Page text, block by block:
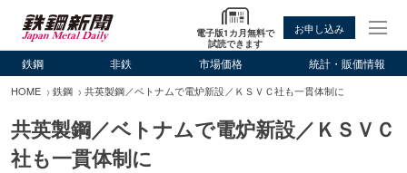
電子版1カ月無料で
試読できます
お申し込み
鉄鋼 非鉄 市場価格 統計・販価情報
HOME 鉄鋼 共英製鋼／ベトナムで電炉新設／ＫＳＶＣ社も一貫体制に
共英製鋼／ベトナムで電炉新設／ＫＳＶＣ
社も一貫体制に